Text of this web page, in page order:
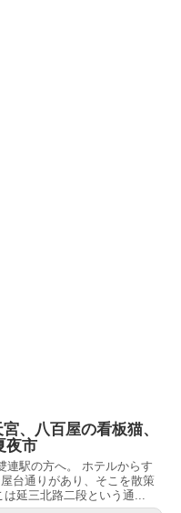
、八百屋の看板猫、
夜市
連駅の方へ。 ホテルからす
台通りがあり、そこを散策
は延三北路二段という通...